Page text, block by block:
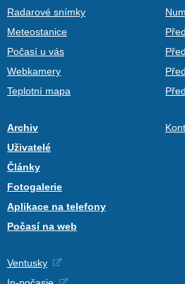
Radarové snímky
Meteostanice
Počasí u vás
Webkamery
Teplotní mapa
Archiv
Uživatelé
Články
Fotogalerie
Aplikace na telefony
Počasí na web
Ventusky